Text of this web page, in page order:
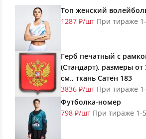
Топ женский
1287 ₽/шт При тираже
Герб печатный с
(Стандарт), размеры от
см., ткань Сатен 183
3836 ₽/шт При тираже
Футболка-номер
798 ₽/шт При тираже 1-